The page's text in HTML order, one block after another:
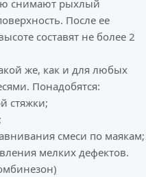
снимают рыхлый
После ее
составят не более 2
же, как и для любых
Понадобятся:
стяжки;
смеси по маякам;
мелких дефектов.